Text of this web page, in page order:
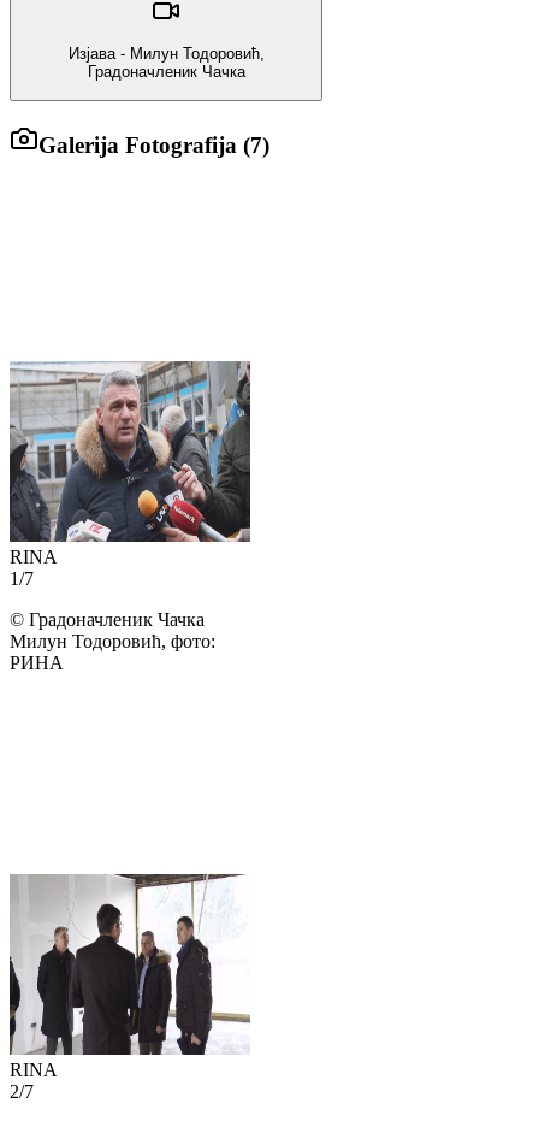
Изјава - Милун Тодоровић,
Градоначленик Чачка
Galerija Fotografija (7)
RINA
1/7
© Градоначленик Чачка
Милун Тодоровић, фото:
РИНА
RINA
2/7